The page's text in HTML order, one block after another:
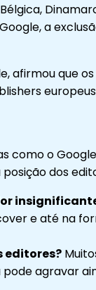
a
afirmou que
como o
dos
e até na
editores?
agravar